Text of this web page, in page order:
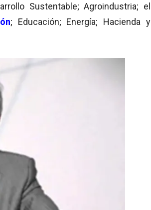
Sustentable; Agroindustria; el
; Educación; Energía; Hacienda y